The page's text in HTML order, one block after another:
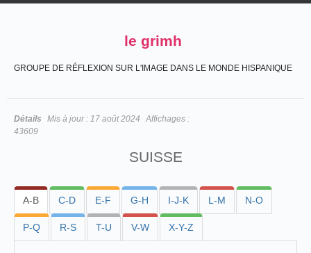
le grimh
GROUPE DE RÉFLEXION SUR L'IMAGE DANS LE MONDE HISPANIQUE
Détails Mis à jour : 17 août 2024
Affichages :
43609
SUISSE
A-B C-D E-F G-H I-J-K L-M N-O
P-Q R-S T-U V-W X-Y-Z